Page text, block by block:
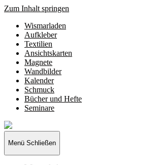
Zum Inhalt springen
Wismarladen
Aufkleber
Textilien
Ansichtskarten
Magnete
Wandbilder
Kalender
Schmuck
Bücher und Hefte
Seminare
Wismarladen
-
deine
Produzentengemeinschaft
Menü Schließen